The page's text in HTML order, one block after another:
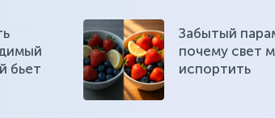
бьет
Забытый
почему свет
испортить